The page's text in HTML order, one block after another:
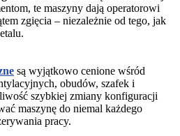
te maszyny dają operatorowi
zgięcia – niezależnie od tego, jak
są wyjątkowo cenione wśród
obudów, szafek i
szybkiej zmiany konfiguracji
maszynę do niemal każdego
pracy.